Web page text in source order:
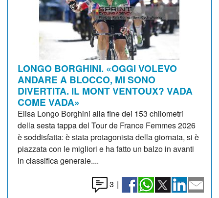
LONGO BORGHINI. «OGGI VOLEVO
ANDARE A BLOCCO, MI SONO
DIVERTITA. IL MONT VENTOUX? VADA
COME VADA»
Elisa Longo Borghini alla fine dei 153 chilometri
della sesta tappa del Tour de France Femmes 2026
è soddisfatta: è stata protagonista della giornata, si è
piazzata con le migliori e ha fatto un balzo in avanti
in classifica generale....
3 |